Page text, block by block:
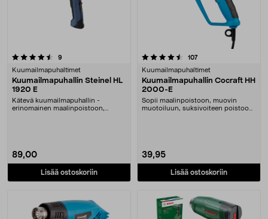
9
Kuumailmapuhaltimet
Kuumailmapuhallin Steinel HL
1920 E
Kätevä kuumailmapuhallin -
erinomainen maalinpoistoon,
89,00
Lisää ostoskoriin
4.5 viidestä tähdestä 107arvostelut
Kuumailmapuhaltimet
Kuumailmapuhallin Cocraft HH
2000-E
Sopii maalinpoistoon, muovin
muotoiluun, suksivoiteen poistoon
39,95
Lisää ostoskoriin